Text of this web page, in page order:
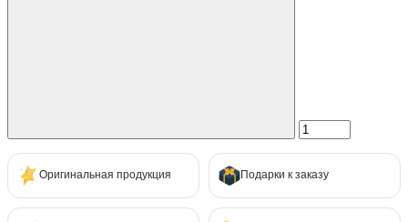
Оригинальная продукция Подарки к заказу